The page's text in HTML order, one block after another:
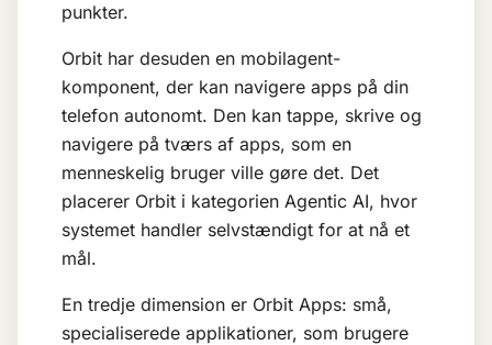
punkter.
Orbit har desuden en mobilagent-
komponent, der kan navigere apps på din
telefon autonomt. Den kan tappe, skrive og
navigere på tværs af apps, som en
menneskelig bruger ville gøre det. Det
placerer Orbit i kategorien Agentic AI, hvor
systemet handler selvstændigt for at nå et
mål.
En tredje dimension er Orbit Apps: små,
specialiserede applikationer, som brugere